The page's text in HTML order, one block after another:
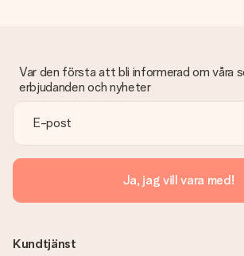
Var den första att bli informerad om våra
erbjudanden och nyheter
Ja, jag vill vara med!
Kundtjänst